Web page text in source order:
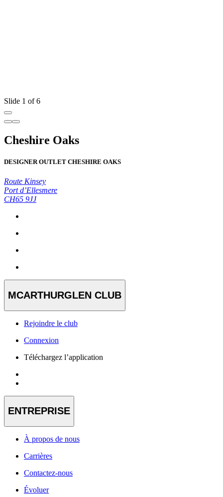
Slide 1 of 6
Cheshire Oaks
DESIGNER OUTLET CHESHIRE OAKS
Route Kinsey
Port d’Ellesmere
CH65 9JJ
MCARTHURGLEN CLUB
Rejoindre le club
Connexion
Téléchargez l’application
ENTREPRISE
À propos de nous
Carrières
Contactez-nous
Évoluer